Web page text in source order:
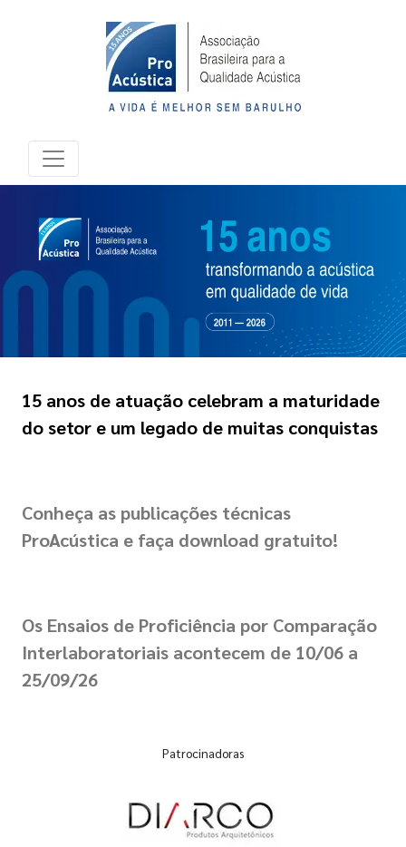
15 anos de atuação celebram a maturidade
do setor e um legado de muitas conquistas
Conheça as publicações técnicas
ProAcústica e faça download gratuito!
Os Ensaios de Proficiência por Comparação
Interlaboratoriais acontecem de 10/06 a
25/09/26
Patrocinadoras